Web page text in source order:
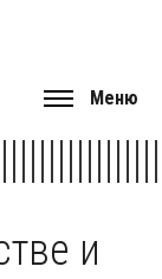
Меню
и